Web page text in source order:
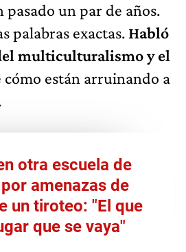
un par de años.
palabras exactas. Habló
multiculturalismo y el
cómo están arruinando a
otra escuela de
amenazas de
un tiroteo: "El que
que se vaya"